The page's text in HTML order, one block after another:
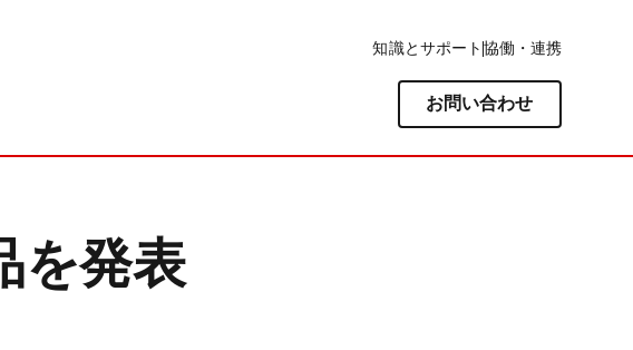
知識とサポート 協働・連携
お問い合わせ
を発表